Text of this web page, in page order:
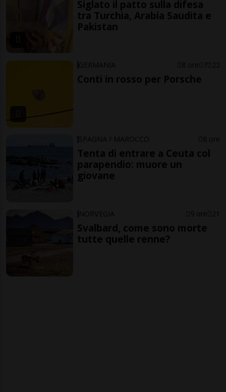
Siglato il patto sulla difesa
tra Turchia, Arabia Saudita e
Pakistan
GERMANIA 8 ore 7 22
Conti in rosso per Porsche
SPAGNA / MAROCCO 8 ore
Tenta di entrare a Ceuta col
parapendio: muore un
giovane
NORVEGIA 9 ore 21
Svalbard, come sono morte
tutte quelle renne?